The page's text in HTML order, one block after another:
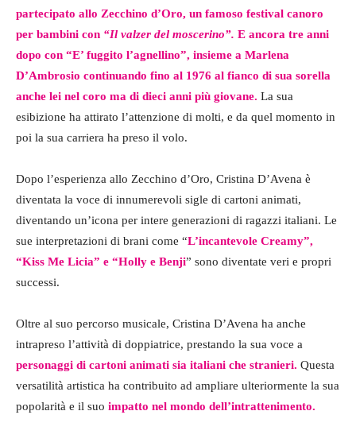
partecipato allo Zecchino d’Oro, un famoso festival canoro
per bambini con “Il valzer del moscerino”. E ancora tre anni
dopo con “E’ fuggito l’agnellino”, insieme a Marlena
D’Ambrosio continuando fino al 1976 al fianco di sua sorella
anche lei nel coro ma di dieci anni più giovane. La sua
esibizione ha attirato l’attenzione di molti, e da quel momento in
poi la sua carriera ha preso il volo.
Dopo l’esperienza allo Zecchino d’Oro, Cristina D’Avena è
diventata la voce di innumerevoli sigle di cartoni animati,
diventando un’icona per intere generazioni di ragazzi italiani. Le
sue interpretazioni di brani come “L’incantevole Creamy”,
“Kiss Me Licia” e “Holly e Benji” sono diventate veri e propri
successi.
Oltre al suo percorso musicale, Cristina D’Avena ha anche
intrapreso l’attività di doppiatrice, prestando la sua voce a
personaggi di cartoni animati sia italiani che stranieri. Questa
versatilità artistica ha contribuito ad ampliare ulteriormente la sua
popolarità e il suo impatto nel mondo dell’intrattenimento.